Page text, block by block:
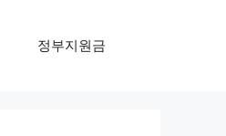
정부지원금